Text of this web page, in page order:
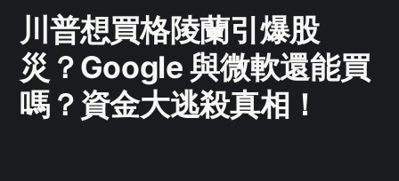
川普想買格陵蘭引爆股
災？Google 與微軟還能買
嗎？資金大逃殺真相！